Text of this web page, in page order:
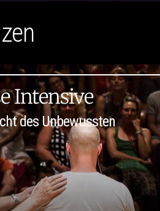
Intensive
des Unbewussten